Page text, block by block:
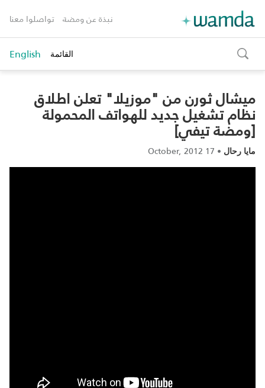
نبذة عن ومضة تواصلوا معنا
toggle
search
القائمة English
ميشال ثورن من "موزيلا" تعلن اطلاق
نظام تشغيل جديد للهواتف المحمولة
[ومضة تيفي]
مايا رحال •
17 October, 2012